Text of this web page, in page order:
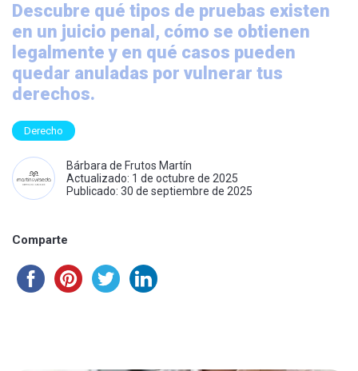
Descubre qué tipos de pruebas existen
en un juicio penal, cómo se obtienen
legalmente y en qué casos pueden
quedar anuladas por vulnerar tus
derechos.
Derecho
Bárbara de Frutos Martín
Actualizado: 1 de octubre de 2025
Publicado: 30 de septiembre de 2025
Comparte